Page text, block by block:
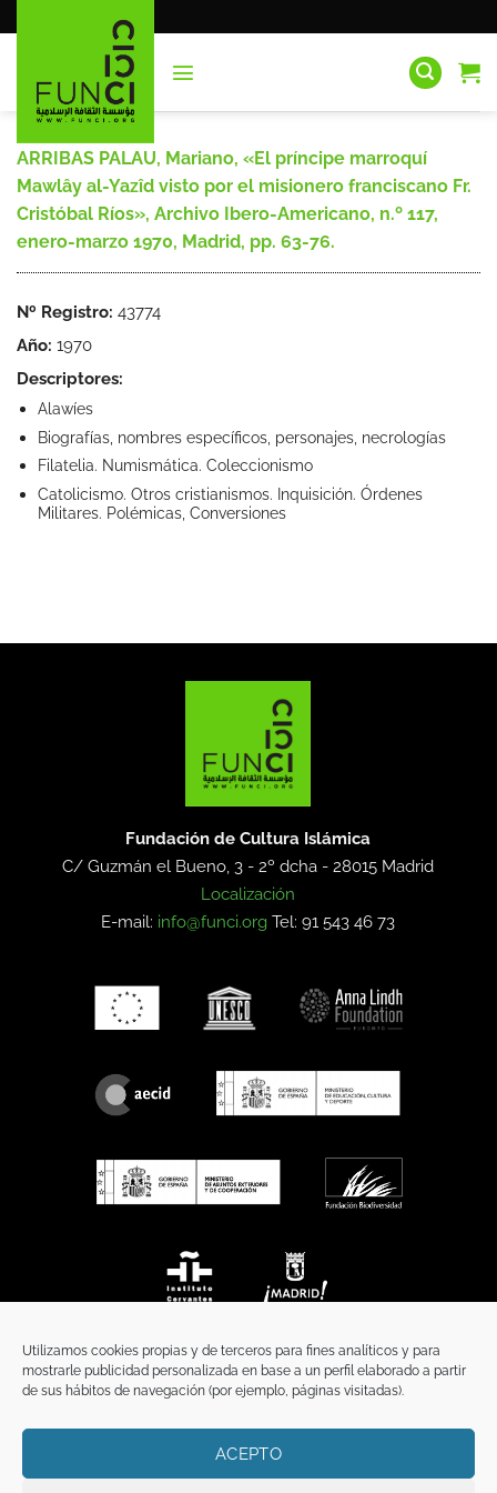
Utilizamos cookies propias y de terceros para fines analíticos y para
mostrarle publicidad personalizada en base a un perfil elaborado a partir
de sus hábitos de navegación (por ejemplo, páginas visitadas).
ACEPTO
al
ARRIBAS PALAU, Mariano, «El príncipe marroquí
Mawlây al-Yazîd visto por el misionero franciscano Fr.
Cristóbal Ríos», Archivo Ibero-Americano, n.º 117,
enero-marzo 1970, Madrid, pp. 63-76.
Nº Registro: 43774
Año: 1970
Descriptores:
Alawíes
Biografías, nombres específicos, personajes, necrologías
Filatelia. Numismática. Coleccionismo
Catolicismo. Otros cristianismos. Inquisición. Órdenes
Militares. Polémicas, Conversiones
Fundación de Cultura Islámica
C/ Guzmán el Bueno, 3 - 2º dcha -28015 Madrid
Localización
E-mail: info@funci.org Tel: 91 543 46 73